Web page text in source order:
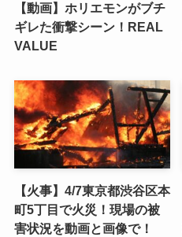
【動画】ホリエモンがブチ
ギレた衝撃シーン！REAL
VALUE
【火事】4/7東京都渋谷区本
町5丁目で火災！現場の被
害状況を動画と画像で！